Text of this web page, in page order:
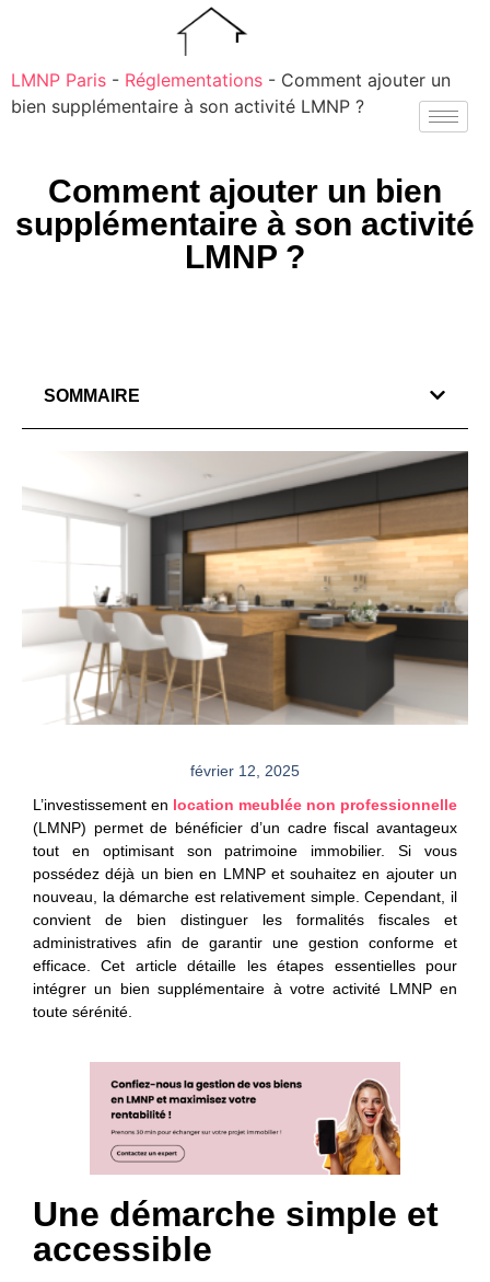
LMNP Paris - Réglementations - Comment ajouter un
bien supplémentaire à son activité LMNP ?
Comment ajouter un bien
supplémentaire à son activité
LMNP ?
SOMMAIRE
février 12, 2025
L’investissement en location meublée non professionnelle
(LMNP) permet de bénéficier d’un cadre fiscal avantageux
tout en optimisant son patrimoine immobilier. Si vous
possédez déjà un bien en LMNP et souhaitez en ajouter un
nouveau, la démarche est relativement simple. Cependant, il
convient de bien distinguer les formalités fiscales et
administratives afin de garantir une gestion conforme et
efficace. Cet article détaille les étapes essentielles pour
intégrer un bien supplémentaire à votre activité LMNP en
toute sérénité.
Une démarche simple et
accessible